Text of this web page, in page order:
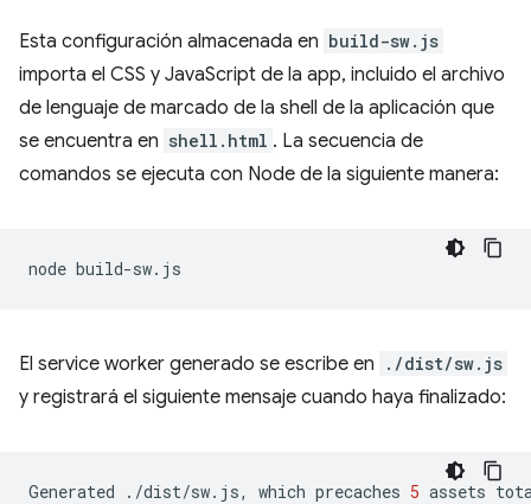
Esta configuración almacenada en build-sw.js
importa el CSS y JavaScript de la app, incluido el archivo
de lenguaje de marcado de la shell de la aplicación que
se encuentra en shell.html . La secuencia de
comandos se ejecuta con Node de la siguiente manera:
node
El service worker generado se escribe en ./dist/sw.js
y registrará el siguiente mensaje cuando haya finalizado:
Generated ./dist/sw.js, which precaches 5 assets